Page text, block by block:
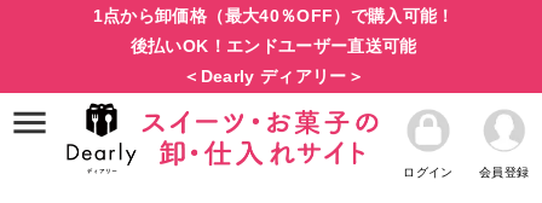
1点から卸価格（最大40％OFF）で購入可能！
後払いOK！エンドユーザー直送可能
＜Dearly ディアリー＞
ログイン 会員登録